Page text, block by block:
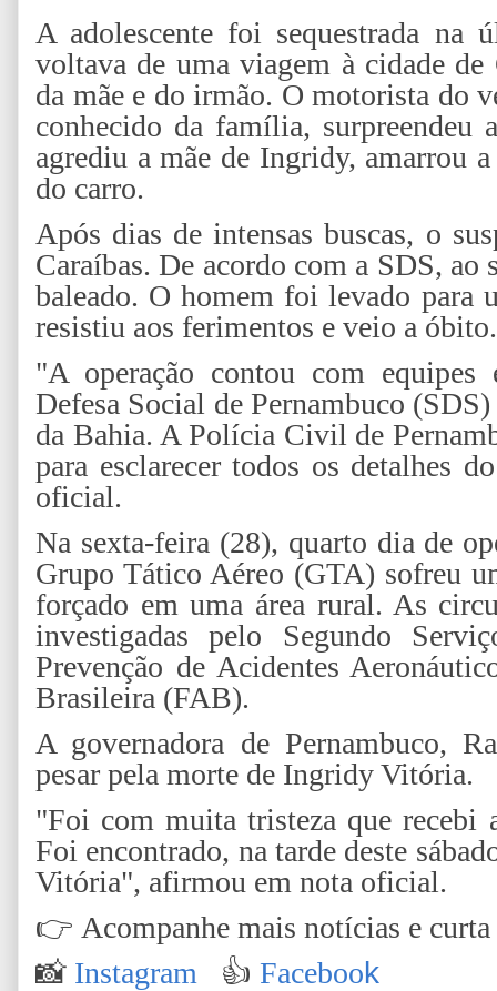
A adolescente foi sequestrada na
voltava de uma viagem à cidade de
da mãe e do irmão. O motorista do
conhecido da família,
agrediu a mãe de Ingridy, amarrou
do carro.
Após dias de intensas buscas, o
Caraíbas. De acordo com a SDS, ao
baleado. O homem foi levado para
resistiu aos ferimentos e veio a óbito.
"A operação contou com equipes
Defesa Social de Pernambuco
da Bahia. A Polícia Civil de
para esclarecer todos os detalhes
oficial.
Na sexta-feira (28), quarto dia de
Grupo Tático Aéreo (GTA) sofreu
forçado em uma área rural. As
investigadas pelo Segundo
Prevenção de Acidentes
Brasileira (FAB).
A governadora de Pernambuco,
pesar pela morte de Ingridy Vitória.
"Foi com muita tristeza que recebi
Foi encontrado, na tarde deste
Vitória", afirmou em nota oficial.
👉 Acompanhe mais notícias e curta
📸 Instagram 👍 Facebook